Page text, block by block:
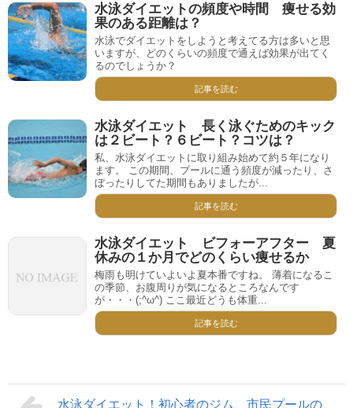
水泳ダイエットの頻度や時間 痩せる効
果のある距離は？
水泳でダイエットをしようと考えてる方は多いと思
いますが、どのくらいの頻度で通えば効果が出てく
るのでしょうか？
記事を読む
水泳ダイエット 長く泳ぐためのキック
は２ビート？６ビート？コツは？
私、水泳ダイエットに取り組み始めて約５年になり
ます。 この期間、プールに通う頻度が減ったり、さ
ぼったりしてた期間もありましたが...
記事を読む
水泳ダイエット ビフォーアフター 夏
休みの１か月でどのくらい痩せるか
梅雨も明けていよいよ夏本番ですね。 薄着になるこ
の季節、お腹周りが気になるところなんです
が・・・(;^ω^) ここ最近どうも体重...
記事を読む
水泳ダイエット！初心者のジム、市民プールの